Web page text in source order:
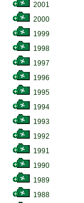
2001
2000
1999
1998
1997
1996
1995
1994
1993
1992
1991
1990
1989
1988